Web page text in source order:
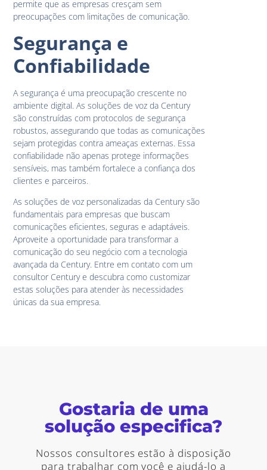
permite que as empresas cresçam sem
preocupações com limitações de comunicação.
Segurança e
Confiabilidade
A segurança é uma preocupação crescente no
ambiente digital. As soluções de voz da Century
são construídas com protocolos de segurança
robustos, assegurando que todas as comunicações
sejam protegidas contra ameaças externas. Essa
confiabilidade não apenas protege informações
sensíveis, mas também fortalece a confiança dos
clientes e parceiros.
As soluções de voz personalizadas da Century são
fundamentais para empresas que buscam
comunicações eficientes, seguras e adaptáveis.
Aproveite a oportunidade para transformar a
comunicação do seu negócio com a tecnologia
avançada da Century. Entre em contato com um
consultor Century e descubra como customizar
estas soluções para atender às necessidades
únicas da sua empresa.
Gostaria de uma
solução especifica?
Nossos consultores estão à disposição
para trabalhar com você e ajudá-lo a